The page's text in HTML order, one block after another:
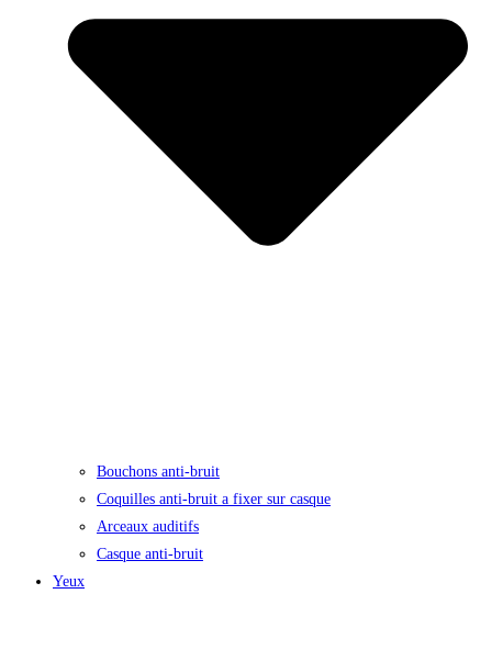
Bouchons anti-bruit
Coquilles anti-bruit a fixer sur casque
Arceaux auditifs
Casque anti-bruit
Yeux